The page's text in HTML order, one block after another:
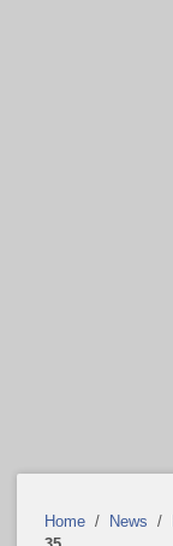
Home / News /